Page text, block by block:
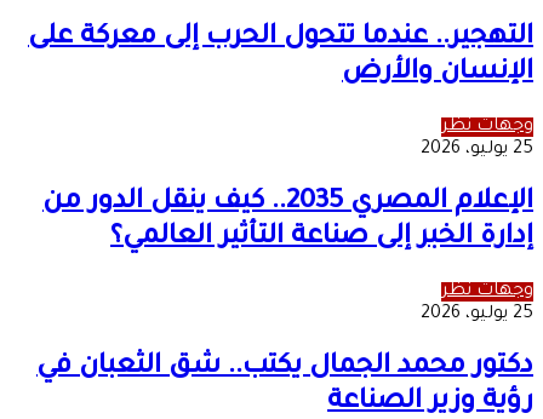
التهجير.. عندما تتحول الحرب إلى معركة على
الإنسان والأرض
وجهات نظر
25 يوليو، 2026
الإعلام المصري 2035.. كيف ينقل الدور من
إدارة الخبر إلى صناعة التأثير العالمي؟
وجهات نظر
25 يوليو، 2026
دكتور محمد الجمال يكتب.. شق الثعبان في
رؤية وزير الصناعة